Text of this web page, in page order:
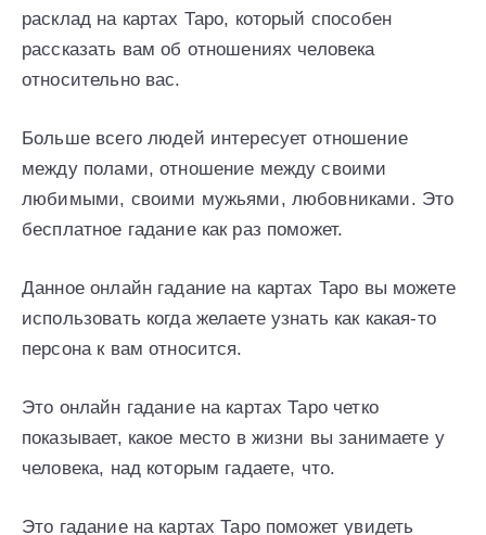
расклад на картах Таро, который способен
рассказать вам об отношениях человека
относительно вас.
Больше всего людей интересует отношение
между полами, отношение между своими
любимыми, своими мужьями, любовниками. Это
бесплатное гадание как раз поможет.
Данное онлайн гадание на картах Таро вы можете
использовать когда желаете узнать как какая-то
персона к вам относится.
Это онлайн гадание на картах Таро четко
показывает, какое место в жизни вы занимаете у
человека, над которым гадаете, что.
Это гадание на картах Таро поможет увидеть